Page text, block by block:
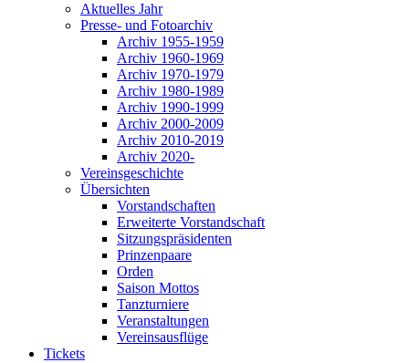
Aktuelles Jahr
Presse- und Fotoarchiv
Archiv 1955-1959
Archiv 1960-1969
Archiv 1970-1979
Archiv 1980-1989
Archiv 1990-1999
Archiv 2000-2009
Archiv 2010-2019
Archiv 2020-
Vereinsgeschichte
Übersichten
Vorstandschaften
Erweiterte Vorstandschaft
Sitzungspräsidenten
Prinzenpaare
Orden
Saison Mottos
Tanzturniere
Veranstaltungen
Vereinsausflüge
Tickets